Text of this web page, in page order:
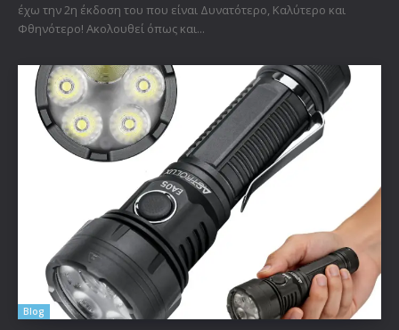
έχω την 2η έκδοση του που είναι Δυνατότερο, Καλύτερο και
Φθηνότερο! Ακολουθεί όπως και...
Blog